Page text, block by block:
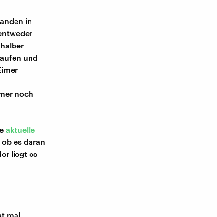
in
und
noch
aktuelle
es daran
liegt es
mal